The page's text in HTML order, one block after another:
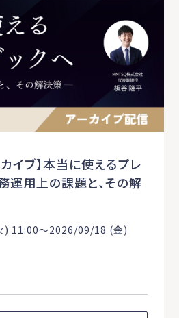
イブ】本当に使えるプレ
用上の課題と、その解
) 11:00〜2026/09/18 (金)